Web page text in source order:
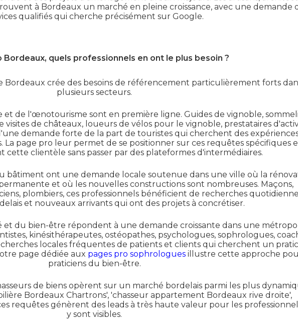
à Bordeaux un marché en pleine croissance, avec une demande
qualifiés qui cherche précisément sur Google.
Bordeaux, quels professionnels en ont le plus besoin ?
Bordeaux crée des besoins de référencement particulièrement forts
plusieurs secteurs.
et de l'œnotourisme sont en première ligne. Guides de vignoble,
visites de châteaux, loueurs de vélos pour le vignoble, prestataires
demande forte de la part de touristes qui cherchent des
La page pro leur permet de se positionner sur ces requêtes spécifiques
cette clientèle sans passer par des plateformes d'intermédiaires.
bâtiment ont une demande locale soutenue dans une ville où la
et où les nouvelles constructions sont nombreuses. Maçons,
plombiers, ces professionnels bénéficient de recherches
et nouveaux arrivants qui ont des projets à concrétiser.
et du bien-être répondent à une demande croissante dans une
kinésithérapeutes, ostéopathes, psychologues, sophrologues,
locales fréquentes de patients et clients qui cherchent un
page dédiée aux pages pro sophrologues illustre cette approche
praticiens du bien-être.
de biens opèrent sur un marché bordelais parmi les plus
Bordeaux Chartrons', 'chasseur appartement Bordeaux rive droite',
requêtes génèrent des leads à très haute valeur pour les
y sont visibles.